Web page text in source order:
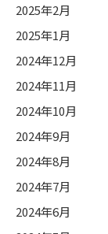
2025年2月
2025年1月
2024年12月
2024年11月
2024年10月
2024年9月
2024年8月
2024年7月
2024年6月